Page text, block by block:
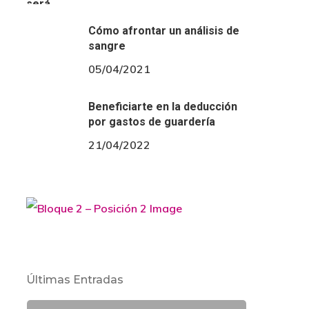
Cómo afrontar un análisis de
sangre
05/04/2021
Beneficiarte en la deducción
por gastos de guardería
21/04/2022
Últimas Entradas